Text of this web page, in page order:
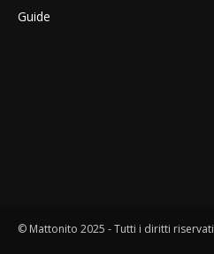
Guide
© Mattonito 2025 - Tutti i diritti riservati